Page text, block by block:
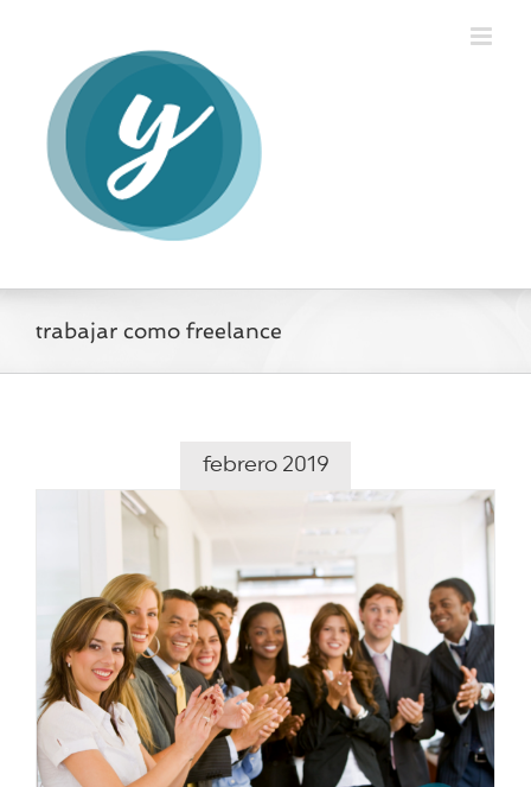
contenido
trabajar como freelance
febrero 2019